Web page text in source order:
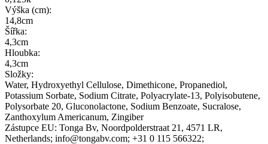
Výška (cm):
14,8cm
Šířka:
4,3cm
Hloubka:
4,3cm
Složky:
Water, Hydroxyethyl Cellulose, Dimethicone, Propanediol,
Potassium Sorbate, Sodium Citrate, Polyacrylate-13, Polyisobutene,
Polysorbate 20, Gluconolactone, Sodium Benzoate, Sucralose,
Zanthoxylum Americanum, Zingiber
Zástupce EU: Tonga Bv, Noordpolderstraat 21 , 4571 LR,
Netherlands; info@tongabv.com; +31 0 115 566322;